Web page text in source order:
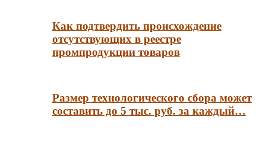
Как подтвердить происхождение
отсутствующих в реестре
промпродукции товаров
Размер технологического сбора может
составить до 5 тыс. руб. за каждый…